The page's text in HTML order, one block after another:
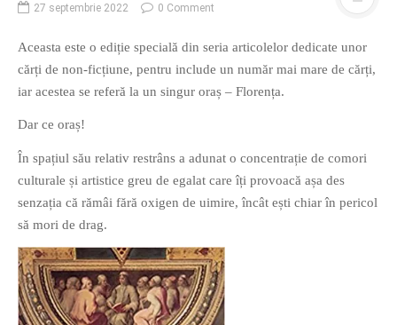
O poveste in care sexul se
confunda cu dragostea,
cinismul cu idealismul si
DESCARCĂ!
27 septembrie 2022 0 Comment
Aceasta este o ediție specială din seria articolelor dedicate unor
cărți de non-ficțiune, pentru include un număr mai mare de cărți,
iar acestea se referă la un singur oraș – Florența.
Dar ce oraș!
În spațiul său relativ restrâns a adunat o concentrație de comori
culturale și artistice greu de egalat care îți provoacă așa des
senzația că rămâi fără oxigen de uimire, încât ești chiar în pericol
să mori de drag.